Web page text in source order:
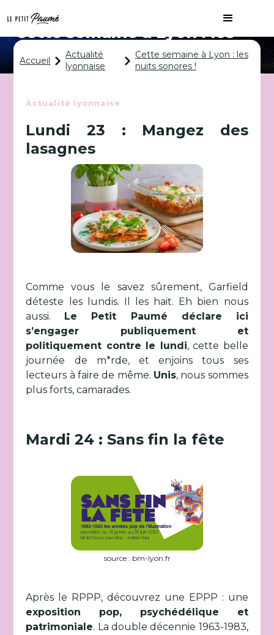
Cette semaine à Lyon : les
nuits sonores !
Accueil
Actualité
lyonnaise
Cette semaine à Lyon : les
nuits sonores !
Actualité lyonnaise
Lundi 23 : Mangez des
lasagnes
Comme vous le savez sûrement, Garfield
déteste les lundis. Il les hait. Eh bien nous
aussi. Le Petit Paumé déclare ici
s’engager publiquement et
politiquement contre le lundi, cette belle
journée de m*rde, et enjoins tous ses
lecteurs à faire de même. Unis, nous sommes
plus forts, camarades.
Mardi 24 : Sans fin la fête
source : bm-lyon.fr
Après le RPPP, découvrez une EPPP : une
exposition pop, psychédélique et
patrimoniale. La double décennie 1963-1983,